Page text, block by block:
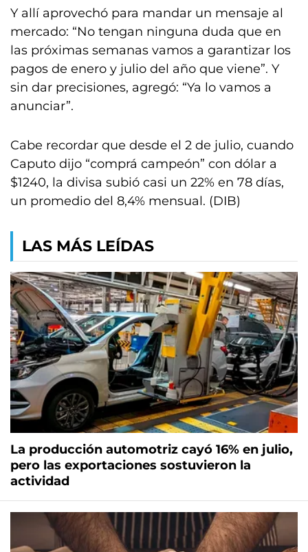
Y allí aprovechó para mandar un mensaje al
mercado: “No tengan ninguna duda que en
las próximas semanas vamos a garantizar los
pagos de enero y julio del año que viene”. Y
sin dar precisiones, agregó: “Ya lo vamos a
anunciar”.
Cabe recordar que desde el 2 de julio, cuando
Caputo dijo “comprá campeón” con dólar a
$1240, la divisa subió casi un 22% en 78 días,
un promedio del 8,4% mensual. (DIB)
LAS MÁS LEÍDAS
La producción automotriz cayó 16% en julio,
pero las exportaciones sostuvieron la
actividad